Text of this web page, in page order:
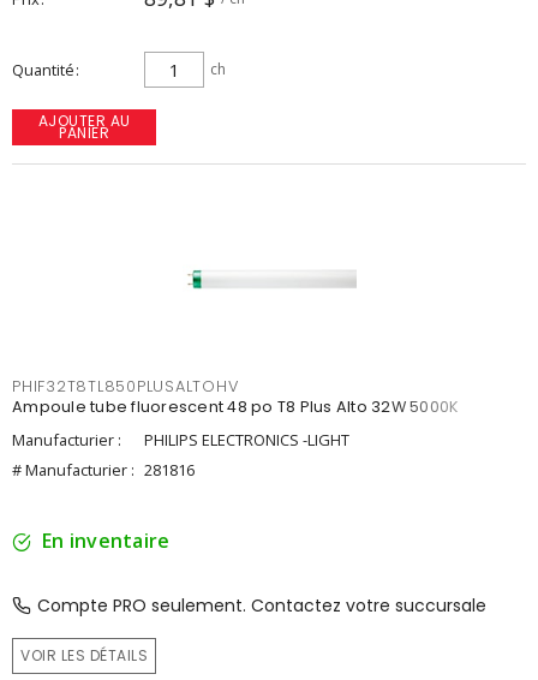
Quantité ch
AJOUTER AU
PANIER
PHIF32T8TL850PLUSALTOHV
Ampoule tube fluorescent 48 po T8 Plus Alto 32W 5000K
Manufacturier :
PHILIPS ELECTRONICS -LIGHT
# Manufacturier : 281816
En inventaire
Compte PRO seulement. Contactez votre succursale
VOIR LES DÉTAILS